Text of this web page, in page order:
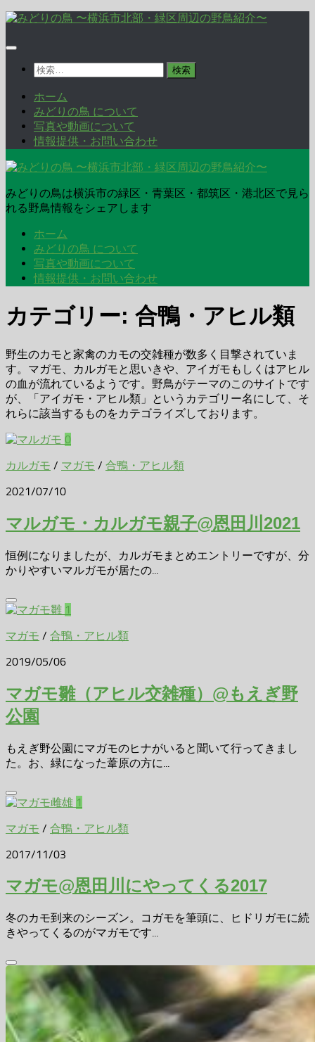
コ
テ
プ
検
ホーム
みどりの鳥 について
写真や動画について
情報提供・お問い合わせ
みどりの鳥は横浜市の緑区・青葉区・都筑区・港北区で見ら
れる野鳥情報をシェアします
ホーム
みどりの鳥 について
写真や動画について
情報提供・お問い合わせ
カテゴリー: 合鴨・アヒル類
野生のカモと家禽のカモの交雑種が数多く目撃されていま
す。マガモ、カルガモと思いきや、アイガモもしくはアヒル
の血が流れているようです。野鳥がテーマのこのサイトです
が、「アイガモ・アヒル類」というカテゴリー名にして、そ
れらに該当するものをカテゴライズしております。
0
カルガモ / マガモ / 合鴨・アヒル類
2021/07/10
マルガモ・カルガモ親子@恩田川2021
恒例になりましたが、カルガモまとめエントリーですが、分
かりやすいマルガモが居たの...
1
マガモ / 合鴨・アヒル類
2019/05/06
マガモ雛（アヒル交雑種）@もえぎ野
公園
もえぎ野公園にマガモのヒナがいると聞いて行ってきまし
た。お、緑になった葦原の方に...
1
マガモ / 合鴨・アヒル類
2017/11/03
マガモ@恩田川にやってくる2017
冬のカモ到来のシーズン。コガモを筆頭に、ヒドリガモに続
きやってくるのがマガモです...